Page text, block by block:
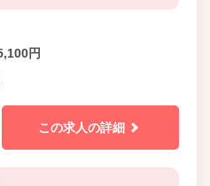
円
この求人の詳細